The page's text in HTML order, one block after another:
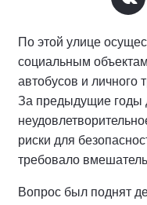
По этой улице
социальным
автобусов и личного
За предыдущие годы
риски для
требовало
Вопрос был поднят